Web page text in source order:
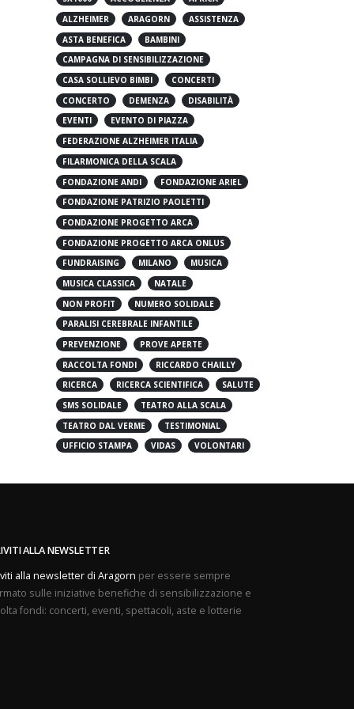
5X1000 ACCOGLIENZA
AFRICA
ALZHEIMER
ARAGORN
ASTA BENEFICA
BAMBINI
CAMPAGNA DI SENSIBILIZZAZIONE
CASA SOLLIEVO BIMBI
CONCERTI
CONCERTO
DEMENZA
DISABILITÀ
EVENTI
EVENTO DI PIAZZA
FEDERAZIONE ALZHEIMER ITALIA
FILARMONICA DELLA SCALA
FONDAZIONE ANDI
FONDAZIONE ARIEL
FONDAZIONE PATRIZIO PAOLETTI
FONDAZIONE PROGETTO ARCA
FONDAZIONE PROGETTO ARCA ONLUS
FUNDRAISING
MILANO
MUSICA
MUSICA CLASSICA
NATALE
NON PROFIT
NUMERO SOLIDALE
PARALISI CEREBRALE INFANTILE
PREVENZIONE
PROVE APERTE
RACCOLTA FONDI
RICCARDO CHAILLY
RICERCA
RICERCA SCIENTIFICA
SALUTE
SMS SOLIDALE
TEATRO ALLA SCALA
TEATRO DAL VERME
TESTIMONIAL
alla newsletter di Aragornper essere sempre
sulle iniziative benefiche di sensibilizzazione e